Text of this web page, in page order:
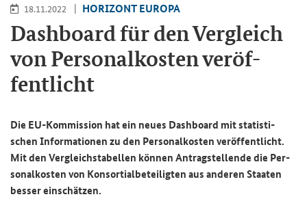
18.11.2022 HO­RI­ZONT EU­RO­PA
Dashboardfür den Ver­gleich
von Per­so­nal­kos­ten ver­öf­
fent­licht
Die EU-​Kommission hat ein neues Dashboard mit sta­tis­ti­
schen In­for­ma­tio­nen zu den Per­so­nal­kos­ten ver­öf­fent­licht.
Mit den Ver­gleichs­ta­bel­len kön­nen An­trag­stel­len­de die Per­
so­nal­kos­ten von Kon­sor­ti­al­be­tei­lig­ten aus an­de­ren Staa­ten
bes­ser ein­schät­zen.